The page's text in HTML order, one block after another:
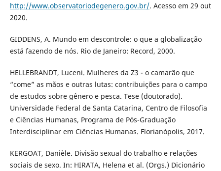
http://www.observatoriodegenero.gov.br/. Acesso em 29 out
2020.
GIDDENS, A. Mundo em descontrole: o que a globalização
está fazendo de nós. Rio de Janeiro: Record, 2000.
HELLEBRANDT, Luceni. Mulheres da Z3 - o camarão que
“come” as mãos e outras lutas: contribuições para o campo
de estudos sobre gênero e pesca. Tese (doutorado).
Universidade Federal de Santa Catarina, Centro de Filosofia
e Ciências Humanas, Programa de Pós-Graduação
Interdisciplinar em Ciências Humanas. Florianópolis, 2017.
KERGOAT, Danièle. Divisão sexual do trabalho e relações
sociais de sexo. In: HIRATA, Helena et al. (Orgs.) Dicionário